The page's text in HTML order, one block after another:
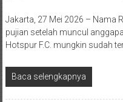
Jakarta, 27 Mei 2026 – Nama
pujian setelah muncul
Hotspur F.C. mungkin sudah
Baca selengkapnya